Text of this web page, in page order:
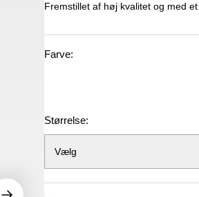
Fremstillet af høj kvalitet og med
Farve:
Størrelse:
Vælg